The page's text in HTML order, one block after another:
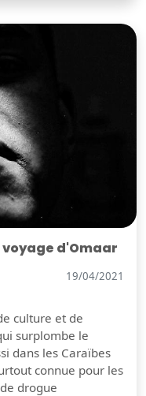
voyage d'Omaar
19/04/2021
culture et de
surplombe le
dans les Caraïbes
connue pour les
drogue